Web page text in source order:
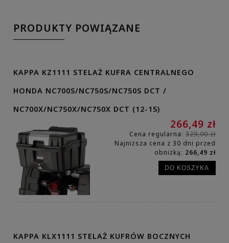
PRODUKTY POWIĄZANE
KAPPA KZ1111 STELAŻ KUFRA CENTRALNEGO
HONDA NC700S/NC750S/NC750S DCT /
NC700X/NC750X/NC750X DCT (12-15)
266,49 zł
Cena regularna: 329,00 zł
Najniższa cena z 30 dni przed
obniżką: 266,49 zł
DO KOSZYKA
KAPPA KLX1111 STELAŻ KUFRÓW BOCZNYCH